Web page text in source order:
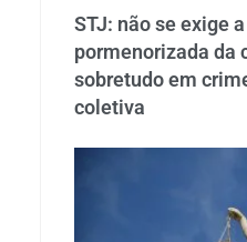
STJ: não se exige
pormenorizada da
sobretudo em
coletiva